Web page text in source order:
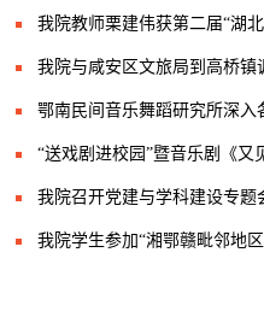
我院教师栗建伟获第二届“湖
我院与咸安区文旅局到高桥镇
鄂南民间音乐舞蹈研究所深入
“送戏剧进校园”暨音乐剧《
我院召开党建与学科建设专题
我院学生参加“湘鄂赣毗邻地